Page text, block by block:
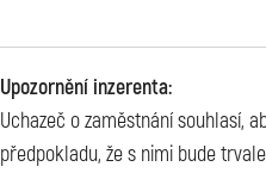
Upozornění inzerenta:
Uchazeč o zaměstnání souhlasí,
předpokladu, že s nimi bude